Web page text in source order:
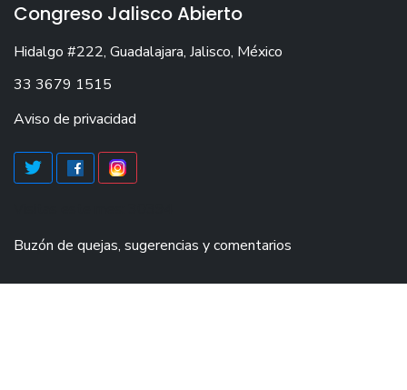
Congreso Jalisco Abierto
Hidalgo #222, Guadalajara, Jalisco, México
33 3679 1515
Aviso de privacidad
Buzón de quejas, sugerencias y comentarios